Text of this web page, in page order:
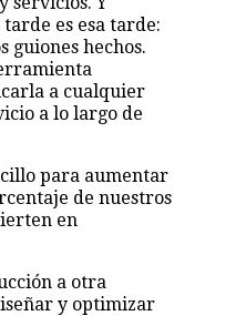
es esa tarde:
guiones hechos.
a cualquier
a lo largo de
para aumentar
de nuestros
en
a otra
y optimizar